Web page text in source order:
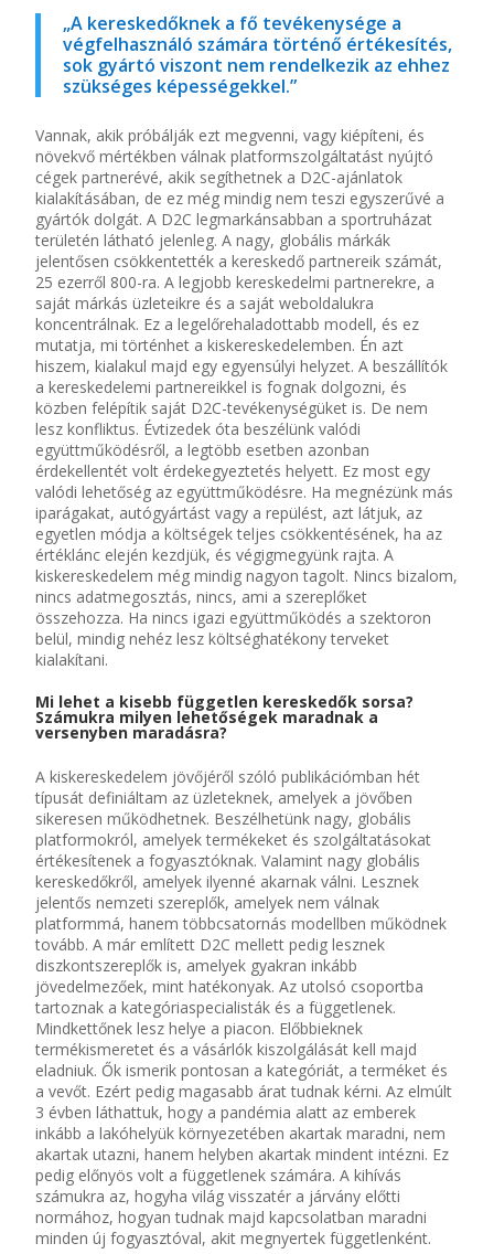
„A kereskedőknek a fő tevékenysége a
végfelhasználó számára történő értékesítés,
sok gyártó viszont nem rendelkezik az ehhez
szükséges képességekkel.”
Vannak, akik próbálják ezt megvenni, vagy kiépíteni, és
növekvő mértékben válnak platformszolgáltatást nyújtó
cégek partnerévé, akik segíthetnek a D2C-ajánlatok
kialakításában, de ez még mindig nem teszi egyszerűvé a
gyártók dolgát. A D2C legmarkánsabban a sportruházat
területén látható jelenleg. A nagy, globális márkák
jelentősen csökkentették a kereskedő partnereik számát,
25 ezerről 800-ra. A legjobb kereskedelmi partnerekre, a
saját márkás üzleteikre és a saját weboldalukra
koncentrálnak. Ez a legelőrehaladottabb modell, és ez
mutatja, mi történhet a kiskereskedelemben. Én azt
hiszem, kialakul majd egy egyensúlyi helyzet. A beszállítók
a kereskedelemi partnereikkel is fognak dolgozni, és
közben felépítik saját D2C-tevékenységüket is. De nem
lesz konfliktus. Évtizedek óta beszélünk valódi
együttműködésről, a legtöbb esetben azonban
érdekellentét volt érdekegyeztetés helyett. Ez most egy
valódi lehetőség az együttműködésre. Ha megnézünk más
iparágakat, autógyártást vagy a repülést, azt látjuk, az
egyetlen módja a költségek teljes csökkentésének, ha az
értéklánc elején kezdjük, és végigmegyünk rajta. A
kiskereskedelem még mindig nagyon tagolt. Nincs bizalom,
nincs adatmegosztás, nincs, ami a szereplőket
összehozza. Ha nincs igazi együttműködés a szektoron
belül, mindig nehéz lesz költséghatékony terveket
kialakítani.
Mi lehet a kisebb független kereskedők sorsa?
Számukra milyen lehetőségek maradnak a
versenyben maradásra?
A kiskereskedelem jövőjéről szóló publikációmban hét
típusát definiáltam az üzleteknek, amelyek a jövőben
sikeresen működhetnek. Beszélhetünk nagy, globális
platformokról, amelyek termékeket és szolgáltatásokat
értékesítenek a fogyasztóknak. Valamint nagy globális
kereskedőkről, amelyek ilyenné akarnak válni. Lesznek
jelentős nemzeti szereplők, amelyek nem válnak
platformmá, hanem többcsatornás modellben működnek
tovább. A már említett D2C mellett pedig lesznek
diszkontszereplők is, amelyek gyakran inkább
jövedelmezőek, mint hatékonyak. Az utolsó csoportba
tartoznak a kategóriaspecialisták és a függetlenek.
Mindkettőnek lesz helye a piacon. Előbbieknek
termékismeretet és a vásárlók kiszolgálását kell majd
eladniuk. Ők ismerik pontosan a kategóriát, a terméket és
a vevőt. Ezért pedig magasabb árat tudnak kérni. Az elmúlt
3 évben láthattuk, hogy a pandémia alatt az emberek
inkább a lakóhelyük környezetében akartak maradni, nem
akartak utazni, hanem helyben akartak mindent intézni. Ez
pedig előnyös volt a függetlenek számára. A kihívás
számukra az, hogyha világ visszatér a járvány előtti
normához, hogyan tudnak majd kapcsolatban maradni
minden új fogyasztóval, akit megnyertek függetlenként.